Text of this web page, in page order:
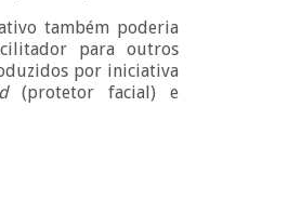
também poderia
para outros
por iniciativa
(protetor facial) e